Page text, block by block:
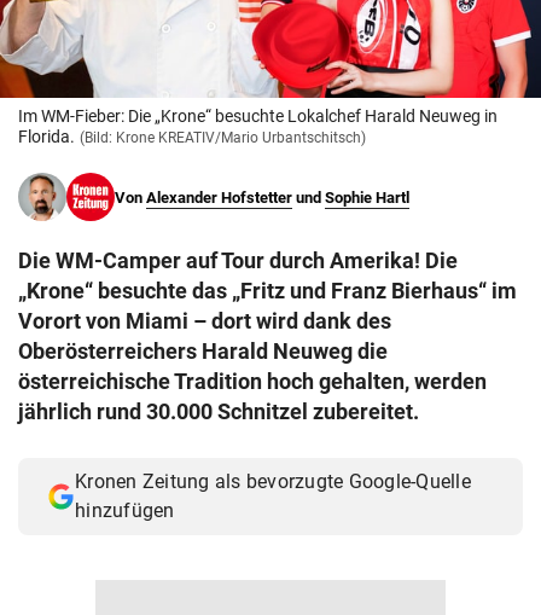
© Krone Multimedia GmbH & Co KG 2026
Muthgasse 2, 1190 Wien
Im WM-Fieber: Die „Krone“ besuchte Lokalchef Harald Neuweg in
Florida. (Bild: Krone KREATIV/Mario Urbantschitsch)
Von Alexander Hofstetter und Sophie Hartl
Die WM-Camper auf Tour durch Amerika! Die
„Krone“ besuchte das „Fritz und Franz Bierhaus“ im
Vorort von Miami – dort wird dank des
Oberösterreichers Harald Neuweg die
österreichische Tradition hoch gehalten, werden
jährlich rund 30.000 Schnitzel zubereitet.
Kronen Zeitung als bevorzugte Google-Quelle
hinzufügen